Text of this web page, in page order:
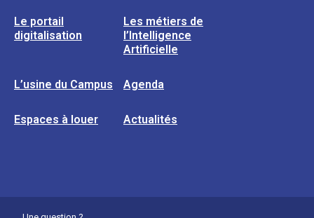
Le portail
digitalisation
Les métiers de
l’Intelligence
Artificielle
L’usine du Campus Agenda
Espaces à louer Actualités